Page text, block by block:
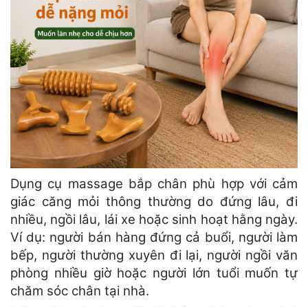
Dụng cụ massage bắp chân phù hợp với cảm
giác căng mỏi thông thường do đứng lâu, đi
nhiều, ngồi lâu, lái xe hoặc sinh hoạt hằng ngày.
Ví dụ: người bán hàng đứng cả buổi, người làm
bếp, người thường xuyên đi lại, người ngồi văn
phòng nhiều giờ hoặc người lớn tuổi muốn tự
chăm sóc chân tại nhà.